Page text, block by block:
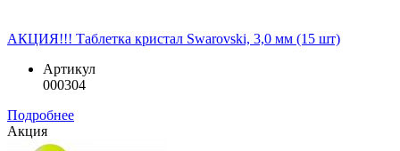
АКЦИЯ!!! Таблетка кристал Swarovski, 3,0 мм (15 шт)
Артикул
000304
Подробнее
Акция